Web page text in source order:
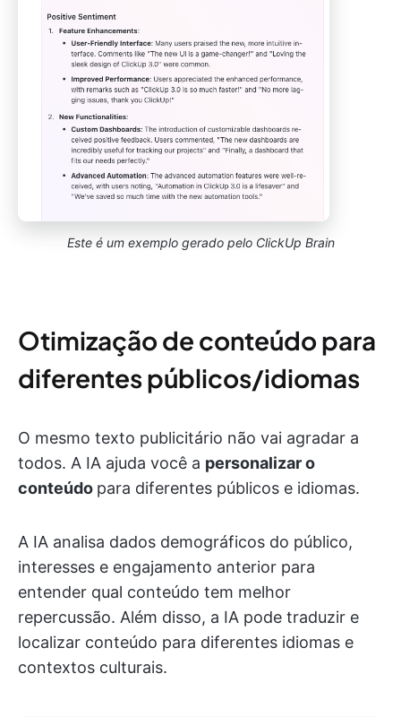
Este é um exemplo gerado pelo ClickUp Brain
Otimização de conteúdo para
diferentes públicos/idiomas
O mesmo texto publicitário não vai agradar a
todos. A IA ajuda você a personalizar o
conteúdo para diferentes públicos e idiomas.
A IA analisa dados demográficos do público,
interesses e engajamento anterior para
entender qual conteúdo tem melhor
repercussão. Além disso, a IA pode traduzir e
localizar conteúdo para diferentes idiomas e
contextos culturais.